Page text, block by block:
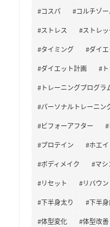
#コスパ
#コルチゾ
#ストレス
#ストレッ
#タイミング
#ダイエ
#ダイエット計画
#
#トレーニングプログラ
#パーソナルトレーニン
#ビフォーアフター
#プロテイン
#ホエイ
#ボディメイク
#マシ
#リセット
#リバウン
#下半身太り
#下半
#体型変化
#体型改善